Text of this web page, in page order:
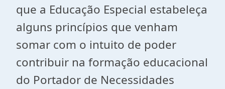
que a Educação Especial estabeleça
alguns princípios que venham
somar com o intuito de poder
contribuir na formação educacional
do Portador de Necessidades